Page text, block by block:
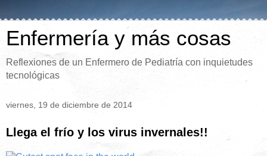
Enfermería y más cosas
Reflexiones de un Enfermero de Pediatría con inquietudes
tecnológicas
viernes, 19 de diciembre de 2014
Llega el frío y los virus invernales!!